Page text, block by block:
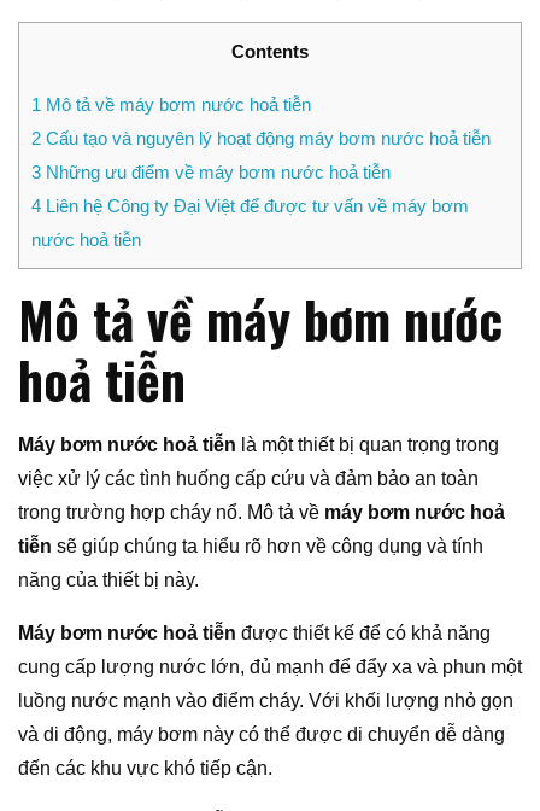
Contents
1 Mô tả về máy bơm nước hoả tiễn
2 Cấu tạo và nguyên lý hoạt động máy bơm nước hoả tiễn
3 Những ưu điểm về máy bơm nước hoả tiễn
4 Liên hệ Công ty Đại Việt để được tư vấn về máy bơm
nước hoả tiễn
Mô tả về máy bơm nước
hoả tiễn
Máy bơm nước hoả tiễn là một thiết bị quan trọng trong
việc xử lý các tình huống cấp cứu và đảm bảo an toàn
trong trường hợp cháy nổ. Mô tả về máy bơm nước hoả
tiễn sẽ giúp chúng ta hiểu rõ hơn về công dụng và tính
năng của thiết bị này.
Máy bơm nước hoả tiễn được thiết kế để có khả năng
cung cấp lượng nước lớn, đủ mạnh để đẩy xa và phun một
luồng nước mạnh vào điểm cháy. Với khối lượng nhỏ gọn
và di động, máy bơm này có thể được di chuyển dễ dàng
đến các khu vực khó tiếp cận.